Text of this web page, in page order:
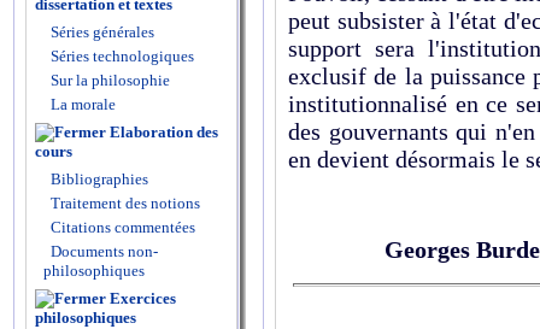
dissertation et textes
Séries générales
Séries technologiques
Sur la philosophie
La morale
Elaboration des
cours
Bibliographies
Traitement des notions
Citations commentées
Documents non-
philosophiques
Exercices
philosophiques
peut subsister à l'état
support sera
exclusif de la puissance
institutionnalisé en ce
des gouvernants qui
en devient désormais le
Georges